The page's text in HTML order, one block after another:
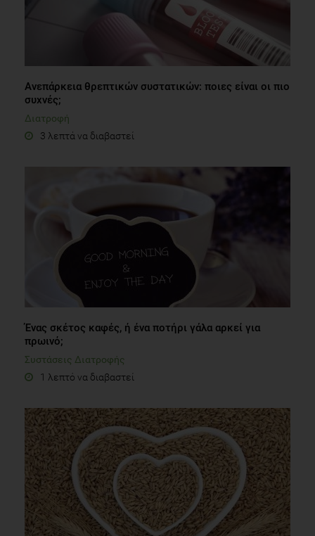
Ανεπάρκεια θρεπτικών συστατικών: ποιες είναι οι πιο
συχνές;
Διατροφή
3 λεπτά να διαβαστεί
Ένας σκέτος καφές, ή ένα ποτήρι γάλα αρκεί για
πρωινό;
Συστάσεις Διατροφής
1 λεπτό να διαβαστεί